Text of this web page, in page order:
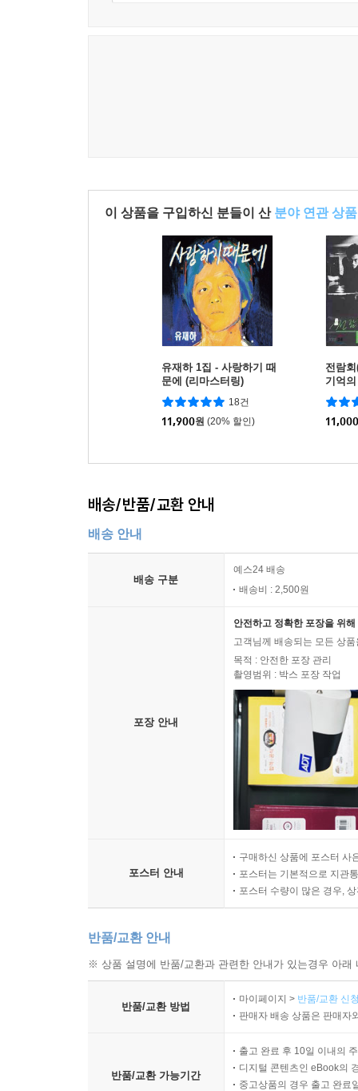
이 상품을 구입하신 분들이 산 분야 연관 상품
유재하 1집 - 사랑하기 때
문에 (리마스터링)
18건
11,900원 (20% 할인)
전람
기억
11,000
배송/반품/교환 안내
배송 안내
배송 구분
예스24 배송
배송비 : 2,500원
포장 안내
안전하고 정확한 포장을 위
고객님께 배송되는 모든 상
목적 : 안전한 포장 관리
촬영범위 : 박스 포장 작업
포스터 안내
구매하신 상품에 포스터 사
포스터는 기본적으로 지관
포스터 수량이 많은 경우,
반품/교환 안내
※ 상품 설명에 반품/교환과 관련한 안내가 있는경우 아
반품/교환 방법
마이페이지 > 반품/교환 신
판매자 배송 상품은 판매자
반품/교환 가능기간
출고 완료 후 10일 이내의
디지털 콘텐츠인 eBook의
중고상품의 경우 출고 완료